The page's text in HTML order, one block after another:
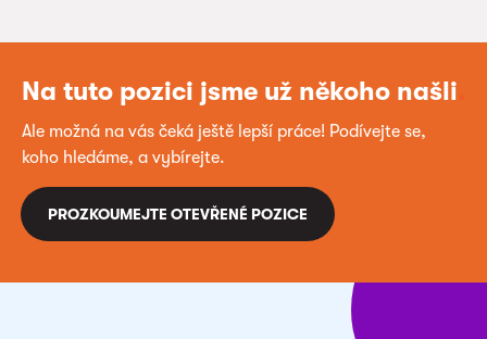
Na tuto pozici jsme už někoho našli
Ale možná na vás čeká ještě lepší práce! Podívejte se,
koho hledáme, a vybírejte.
PROZKOUMEJTE OTEVŘENÉ POZICE